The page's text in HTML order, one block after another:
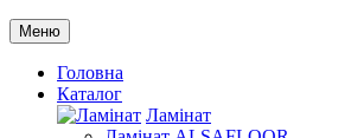
Меню
Головна
Каталог
Ламінат